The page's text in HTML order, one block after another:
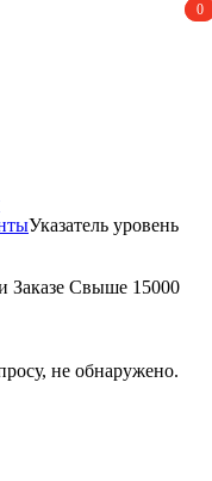
0
0
Указатель уровень
Заказе Свыше 15000
не обнаружено.